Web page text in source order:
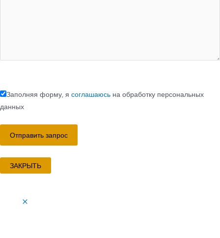
Заполняя форму, я соглашаюсь на обработку персональных
данных
ЗАКРЫТЬ